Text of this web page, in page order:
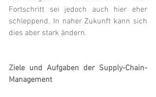
Fortschritt sei jedoch auch hier eher
schleppend. In naher Zukunft kann sich
dies aber stark ändern.
Ziele und Aufgaben der Supply-Chain-
Management